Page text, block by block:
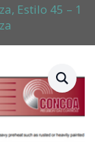
Estilo 45 – 1